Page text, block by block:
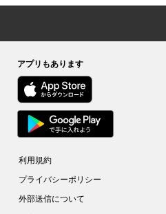
アプリもあります
利用規約
プライバシーポリシー
外部送信について